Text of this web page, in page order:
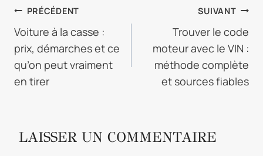
NAVIGATION
DE
L’ARTICLE
PRÉCÉDENT
Voiture à la casse :
prix, démarches et ce
qu’on peut vraiment
en tirer
SUIVANT
Trouver le code
moteur avec le VIN :
méthode complète
et sources fiables
LAISSER UN COMMENTAIRE